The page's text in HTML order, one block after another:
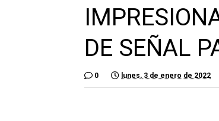
DE SEÑAL
0 lunes, 3 de enero de 2022